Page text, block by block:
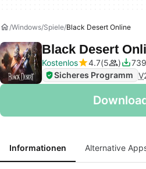
Windows Spiele Black Desert Online
Black Desert
Kostenlos
4.7 5
739
Sicheres Programm V
Informationen Alternative